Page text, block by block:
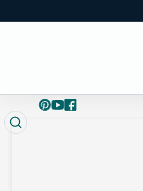
פייסבוק
YouTube
Pinterest